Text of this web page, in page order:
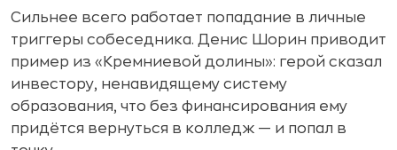
Сильнее всего работает попадание в личные
триггеры собеседника. Денис Шорин приводит
пример из «Кремниевой долины»: герой сказал
инвестору, ненавидящему систему
образования, что без финансирования ему
придётся вернуться в колледж — и попал в